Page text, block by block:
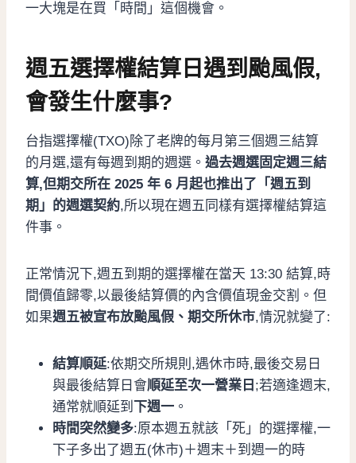
一大塊是在買「時間」這個機會。
週五選擇權結算日遇到颱風假,
會發生什麼事?
台指選擇權(TXO)除了老牌的每月第三個週三結算
的月選,還有每週到期的週選。 過去週選固定週三結
算,但期交所在 2025 年 6 月起也推出了「週五到
期」的週選契約,所以現在週五同樣有選擇權結算這
件事。
正常情況下,週五到期的選擇權在當天 13:30 結算,時
間價值歸零,以最後結算價的內含價值現金交割。但
如果週五被宣布放颱風假、期交所休市,情況就變了:
結算順延:依期交所規則,遇休市時,最後交易日
與最後結算日會順延至次一營業日 ;若適逢週末,
通常就順延到 下週一 。
時間突然變多:原本週五就該「死」的選擇權,一
下子多出了週五(休市)＋週末＋到週一的時